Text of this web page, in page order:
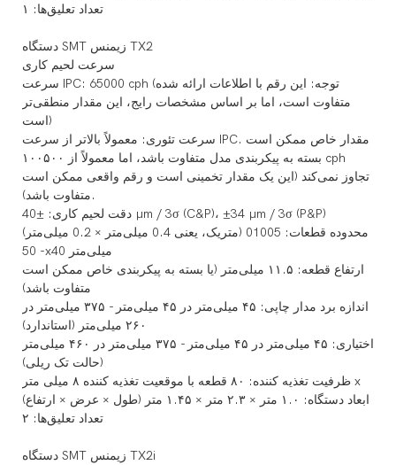
تعداد تعلیق‌ها: ۱
دستگاه SMT زیمنس TX2
سرعت لحیم کاری
سرعت IPC: 65000 cph (توجه: این رقم با اطلاعات ارائه شده
متفاوت است، اما بر اساس مشخصات رایج، این مقدار منطقی‌تر
است)
سرعت تئوری: معمولاً بالاتر از سرعت IPC. مقدار خاص ممکن است
بسته به پیکربندی مدل متفاوت باشد، اما معمولاً از ۱۰۰۵۰۰ cph
تجاوز نمی‌کند (این یک مقدار تخمینی است و رقم واقعی ممکن است
متفاوت باشد).
دقت لحیم کاری: ±40 µm / 3σ (C&P)، ±34 µm / 3σ (P&P)
محدوده قطعات: 01005 (متریک، یعنی 0.4 میلی‌متر × 0.2 میلی‌متر)
- 50x40 میلی‌متر
ارتفاع قطعه: ۱۱.۵ میلی‌متر (یا بسته به پیکربندی خاص ممکن است
متفاوت باشد)
اندازه برد مدار چاپی: ۴۵ میلی‌متر در ۴۵ میلی‌متر - ۳۷۵ میلی‌متر در
۲۶۰ میلی‌متر (استاندارد)
اختیاری: ۴۵ میلی‌متر در ۴۵ میلی‌متر - ۳۷۵ میلی‌متر در ۴۶۰ میلی‌متر
(حالت تک ریلی)
ظرفیت تغذیه کننده: ۸۰ قطعه با موقعیت تغذیه کننده ۸ میلی متر x
ابعاد دستگاه: ۱.۰ متر × ۲.۳ متر × ۱.۴۵ متر (طول × عرض × ارتفاع)
تعداد تعلیق‌ها: ۲
دستگاه SMT زیمنس TX2i